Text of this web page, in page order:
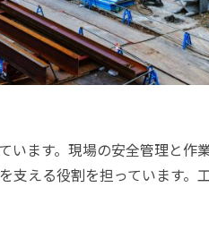
ます。現場の安全管理と
える役割を担っています。